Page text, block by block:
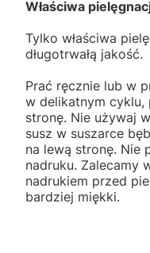
Właściwa
Tylko właściwa
długotrwałą jakość.
Prać ręcznie lub w
w delikatnym cyklu,
stronę. Nie używaj
susz w suszarce
na lewą stronę. Nie
nadruku. Zalecamy
nadrukiem przed
bardziej miękki.